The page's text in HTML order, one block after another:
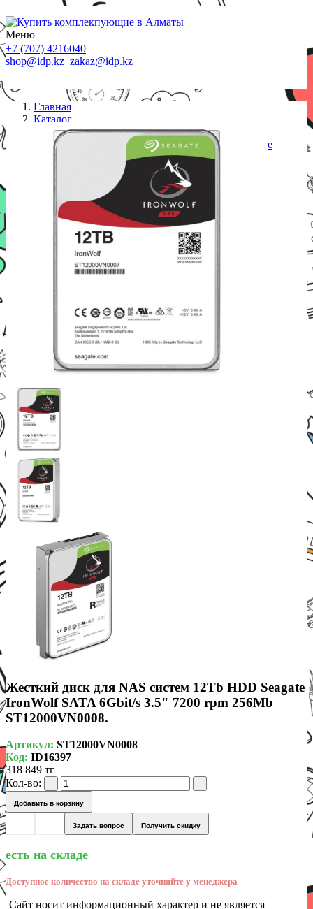
Меню
+7 (707) 4216040
shop@idp.kz zakaz@idp.kz
Главная
Каталог
HDD 3,5"
Жесткий диск для NAS систем 12Tb HDD Seagate
IronWolf SATA 6Gbit/s 3.5* 7200 rpm 256Mb
ST12000VN0008.
Жесткий диск для NAS систем 12Tb HDD Seagate
IronWolf SATA 6Gbit/s 3.5" 7200 rpm 256Mb
ST12000VN0008.
Артикул: ST12000VN0008
Код: ID16397
318 849 тг
Кол-во:
Добавить в корзину
Задать вопрос Получить скидку
есть на складе
Доступное количество на складе уточняйте у менеджера
Сайт носит информационный характер и не является